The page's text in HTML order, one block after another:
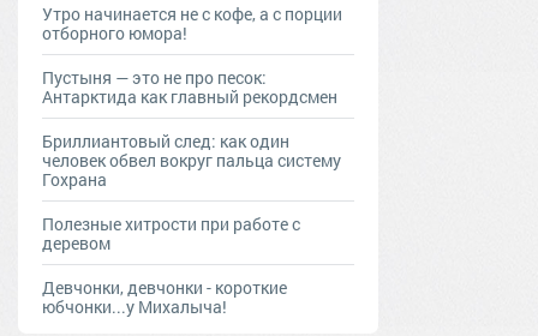
Утро начинается не с кофе, а с порции
отборного юмора!
Пустыня — это не про песок:
Антарктида как главный рекордсмен
Бриллиантовый след: как один
человек обвел вокруг пальца систему
Гохрана
Полезные хитрости при работе с
деревом
Девчонки, девчонки - короткие
юбчонки...у Михалыча!